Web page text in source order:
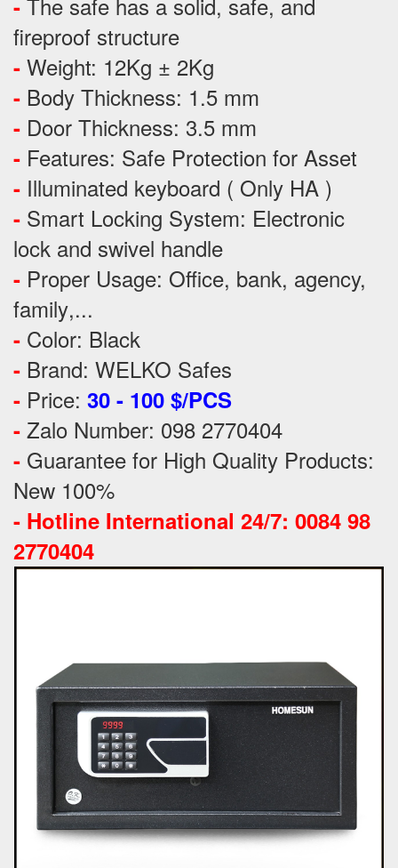
fireproof structure
- Weight: 12Kg ± 2Kg
- Body Thickness: 1.5 mm
- Door Thickness: 3.5 mm
- Features: Safe Protection for Asset
- Illuminated keyboard ( Only HA )
- Smart Locking System: Electronic
lock and swivel handle
- Proper Usage: Office, bank, agency,
family,...
- Color: Black
- Brand: WELKO Safes
- Price: 30 - 100 $/PCS
- Zalo Number: 098 2770404
- Guarantee for High Quality Products:
New 100%
- Hotline International 24/7: 0084 98
2770404